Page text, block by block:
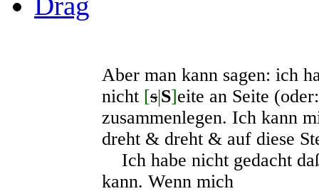
Aber man kann sagen: ich
nicht [s|S]eite an Seite
zusammenlegen. Ich kann
dreht & dreht & auf diese
Ich habe nicht gedacht
kann. Wenn mich